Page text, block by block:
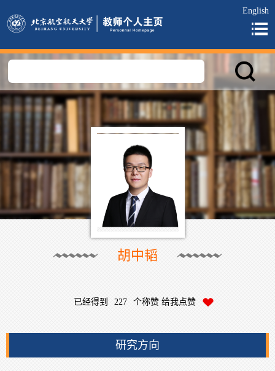
English
胡中韬
已经得到 227 个称赞 给我点赞
研究方向